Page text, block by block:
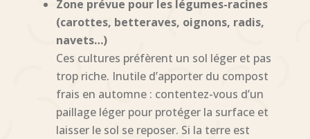
Zone prévue pour les légumes-racines
(carottes, betteraves, oignons, radis,
navets…)
Ces cultures préfèrent un sol léger et pas
trop riche. Inutile d’apporter du compost
frais en automne : contentez-vous d’un
paillage léger pour protéger la surface et
laisser le sol se reposer. Si la terre est